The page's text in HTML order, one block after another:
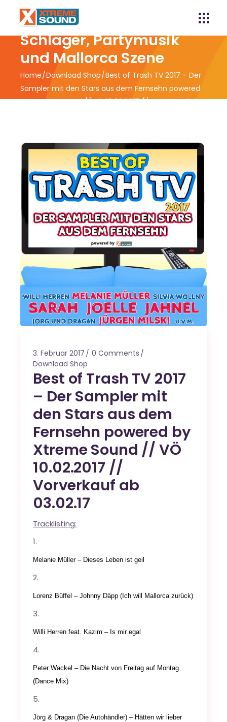
Xtreme Sound -
Schlager, Partymusik
und Mallorca Szene
Home Download Shop Best of Trash TV 2017 – Der
Sampler mit den Stars aus dem Fernsehn powered
by Xtreme Sound // VÖ 10.02.2017 // Vorverkauf ab
3. Februar 2017
0 Comments
Download Shop
Best of Trash TV 2017
– Der Sampler mit
den Stars aus dem
Fernsehn powered by
Xtreme Sound // VÖ
10.02.2017 //
Vorverkauf ab
03.02.17
Tracklisting:
Melanie Müller – Dieses Leben ist geil
Lorenz Büffel – Johnny Däpp (Ich will Mallorca zurück)
Willi Herren feat. Kazim – Is mir egal
Peter Wackel – Die Nacht von Freitag auf Montag
(Dance Mix)
Jörg & Dragan (Die Autohändler) – Hätten wir lieber